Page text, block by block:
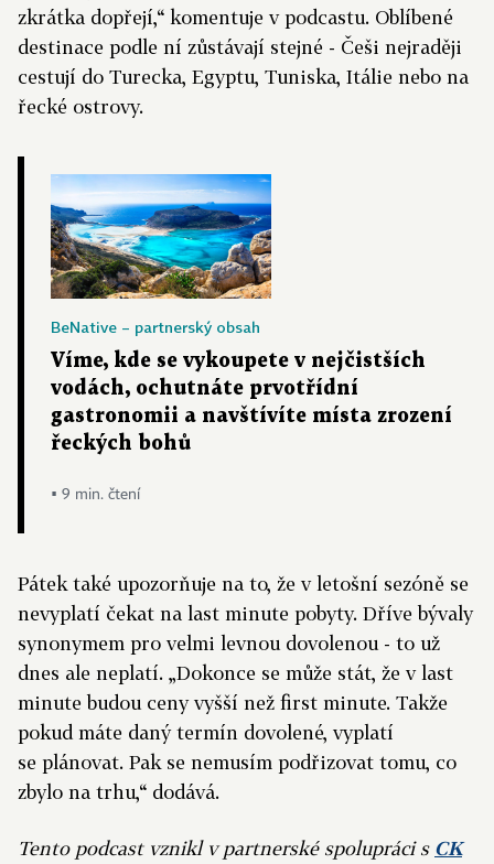
zkrátka dopřejí,“ komentuje v podcastu. Oblíbené
destinace podle ní zůstávají stejné - Češi nejraději
cestují do Turecka, Egyptu, Tuniska, Itálie nebo na
řecké ostrovy.
BeNative – partnerský obsah
Víme, kde se vykoupete v nejčistších
vodách, ochutnáte prvotřídní
gastronomii a navštívíte místa zrození
řeckých bohů
▪ 9 min. čtení
Pátek také upozorňuje na to, že v letošní sezóně se
nevyplatí čekat na last minute pobyty. Dříve bývaly
synonymem pro velmi levnou dovolenou - to už
dnes ale neplatí. „Dokonce se může stát, že v last
minute budou ceny vyšší než first minute. Takže
pokud máte daný termín dovolené, vyplatí
se plánovat. Pak se nemusím podřizovat tomu, co
zbylo na trhu,“ dodává.
Tento podcast vznikl v partnerské spolupráci s CK